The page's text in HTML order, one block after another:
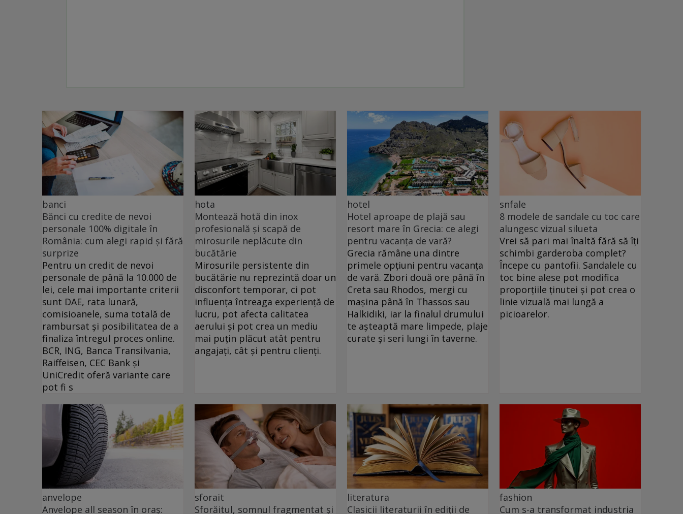
banci
Bănci cu credite de nevoi
personale 100% digitale în
România: cum alegi rapid și fără
surprize
Pentru un credit de nevoi
personale de până la 10.000 de
lei, cele mai importante criterii
sunt DAE, rata lunară,
comisioanele, suma totală de
rambursat și posibilitatea de a
finaliza întregul proces online.
BCR, ING, Banca Transilvania,
Raiffeisen, CEC Bank și
UniCredit oferă variante care
pot fi s
hota
Montează hotă din inox
profesională și scapă de
mirosurile neplăcute din
bucătărie
Mirosurile persistente din
bucătărie nu reprezintă doar un
disconfort temporar, ci pot
influența întreaga experiență de
lucru, pot afecta calitatea
aerului și pot crea un mediu
mai puțin plăcut atât pentru
angajați, cât și pentru clienți.
hotel
Hotel aproape de plajă sau
resort mare în Grecia: ce alegi
pentru vacanța de vară?
Grecia rămâne una dintre
primele opțiuni pentru vacanța
de vară. Zbori două ore până în
Creta sau Rhodos, mergi cu
mașina până în Thassos sau
Halkidiki, iar la finalul drumului
te așteaptă mare limpede, plaje
curate și seri lungi în taverne.
snfale
8 modele de sandale cu toc care
alungesc vizual silueta
Vrei să pari mai înaltă fără să îți
schimbi garderoba complet?
Începe cu pantofii. Sandalele cu
toc bine alese pot modifica
proporțiile ținutei și pot crea o
linie vizuală mai lungă a
picioarelor.
anvelope
Anvelope all season în oraș:
sforait
Sforăitul, somnul fragmentat și
literatura
Clasicii literaturii în ediții de
fashion
Cum s-a transformat industria